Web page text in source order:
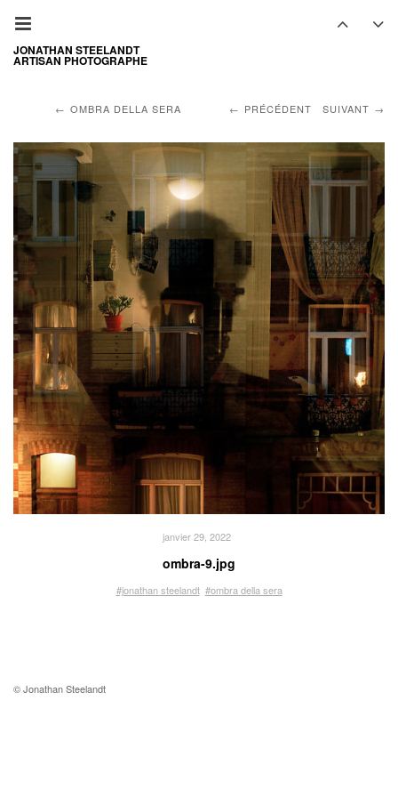
JONATHAN STEELANDT
ARTISAN PHOTOGRAPHE
PRÉCÉDENT SUIVANT
OMBRA DELLA SERA
janvier 29, 2022
ombra-9.jpg
#jonathan steelandt #ombra della sera
© Jonathan Steelandt